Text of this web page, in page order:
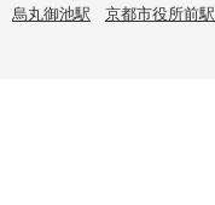
烏丸御池駅 京都市役所前駅